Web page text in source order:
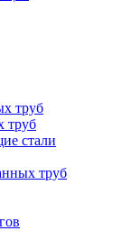
труб
труб
стали
труб